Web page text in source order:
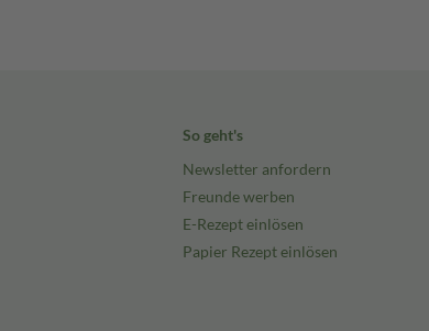
So geht's
Newsletter anfordern
Freunde werben
E-Rezept einlösen
Papier Rezept einlösen